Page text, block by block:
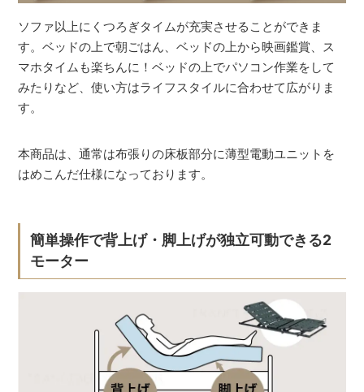
ソファ以上にくつろぎタイムが充実させることができま
す。ベッドの上で朝ごはん、ベッドの上から映画鑑賞、ス
マホタイムも楽ちんに！ベッドの上でパソコン作業をして
みたりなど、使い方はライフスタイルに合わせて広がりま
す。
本商品は、通常は布張りの床板部分に薄型電動ユニットを
はめこんだ仕様になっております。
簡単操作で背上げ・脚上げが独立可動できる2
モーター